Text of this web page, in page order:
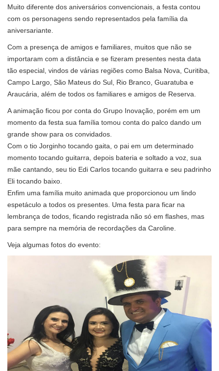
Muito diferente dos aniversários convencionais, a festa contou
com os personagens sendo representados pela família da
aniversariante.
Com a presença de amigos e familiares, muitos que não se
importaram com a distância e se fizeram presentes nesta data
tão especial, vindos de várias regiões como Balsa Nova, Curitiba,
Campo Largo, São Mateus do Sul, Rio Branco, Guaratuba e
Araucária, além de todos os familiares e amigos de Reserva.
A animação ficou por conta do Grupo Inovação, porém em um
momento da festa sua família tomou conta do palco dando um
grande show para os convidados.
Com o tio Jorginho tocando gaita, o pai em um determinado
momento tocando guitarra, depois bateria e soltado a voz, sua
mãe cantando, seu tio Edi Carlos tocando guitarra e seu padrinho
Eli tocando baixo.
Enfim uma família muito animada que proporcionou um lindo
espetáculo a todos os presentes. Uma festa para ficar na
lembrança de todos, ficando registrada não só em flashes, mas
para sempre na memória de recordações da Caroline.
Veja algumas fotos do evento: